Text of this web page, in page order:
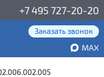
+7 495 727-20-20
Заказать звонок
MAX